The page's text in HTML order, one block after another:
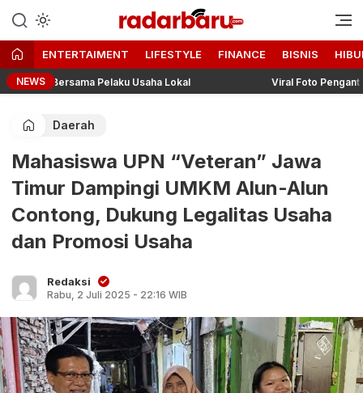
radarbaru.com
Informasi Berita Terbaru dan
Terkini Hari Ini
ENTERTAIMENT LIFESTYLE FINANCE BISNIS
NEWSPelaku Usaha Lokal Viral Foto Pengantin
Daerah
Mahasiswa UPN “Veteran” Jawa
Timur Dampingi UMKM Alun-Alun
Contong, Dukung Legalitas Usaha
dan Promosi Usaha
Redaksi
Rabu, 2 Juli 2025 - 22:16 WIB